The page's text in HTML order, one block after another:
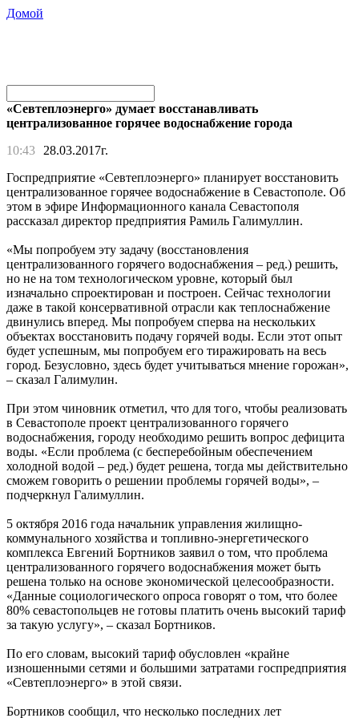
Домой
«Севтеплоэнерго» думает восстанавливать
централизованное горячее водоснабжение города
10:43
28.03.2017г.
Госпредприятие «Севтеплоэнерго» планирует восстановить
централизованное горячее водоснабжение в Севастополе. Об
этом в эфире Информационного канала Севастополя
рассказал директор предприятия Рамиль Галимуллин.
«Мы попробуем эту задачу (восстановления
централизованного горячего водоснабжения – ред.) решить,
но не на том технологическом уровне, который был
изначально спроектирован и построен. Сейчас технологии
даже в такой консервативной отрасли как теплоснабжение
двинулись вперед. Мы попробуем сперва на нескольких
объектах восстановить подачу горячей воды. Если этот опыт
будет успешным, мы попробуем его тиражировать на весь
город. Безусловно, здесь будет учитываться мнение горожан»,
– сказал Галимулин.
При этом чиновник отметил, что для того, чтобы реализовать
в Севастополе проект централизованного горячего
водоснабжения, городу необходимо решить вопрос дефицита
воды. «Если проблема (с бесперебойным обеспечением
холодной водой – ред.) будет решена, тогда мы действительно
сможем говорить о решении проблемы горячей воды», –
подчеркнул Галимуллин.
5 октября 2016 года начальник управления жилищно-
коммунального хозяйства и топливно-энергетического
комплекса Евгений Бортников заявил о том, что проблема
централизованного горячего водоснабжения может быть
решена только на основе экономической целесообразности.
«Данные социологического опроса говорят о том, что более
80% севастопольцев не готовы платить очень высокий тариф
за такую услугу», – сказал Бортников.
По его словам, высокий тариф обусловлен «крайне
изношенными сетями и большими затратами госпредприятия
«Севтеплоэнерго» в этой связи.
Бортников сообщил, что несколько последних лет